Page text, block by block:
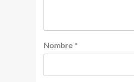
Nombre *